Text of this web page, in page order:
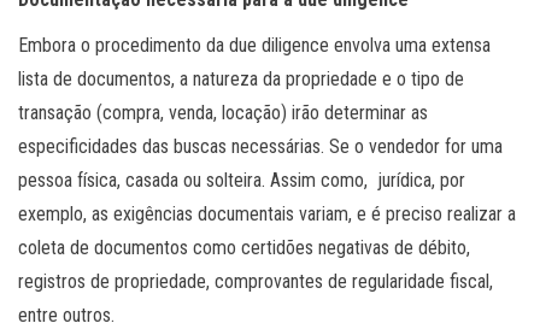
Embora o procedimento da due diligence envolva uma extensa
lista de documentos, a natureza da propriedade e o tipo de
transação (compra, venda, locação) irão determinar as
especificidades das buscas necessárias. Se o vendedor for uma
pessoa física, casada ou solteira. Assim como, jurídica, por
exemplo, as exigências documentais variam, e é preciso realizar a
coleta de documentos como certidões negativas de débito,
registros de propriedade, comprovantes de regularidade fiscal,
entre outros.